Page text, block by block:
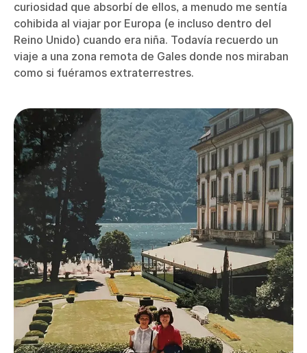
curiosidad que absorbí de ellos, a menudo me sentía
cohibida al viajar por Europa (e incluso dentro del
Reino Unido) cuando era niña. Todavía recuerdo un
viaje a una zona remota de Gales donde nos miraban
como si fuéramos extraterrestres.